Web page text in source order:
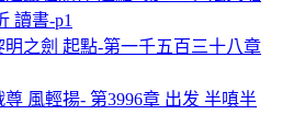
讀書-p1
之劍 起點-第一千五百三十八章
風輕揚- 第3996章 出发 半嗔半